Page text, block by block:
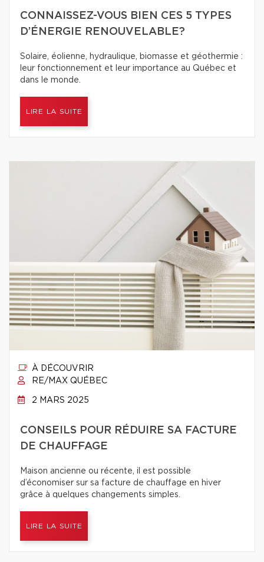
CONNAISSEZ-VOUS BIEN CES 5 TYPES
D’ÉNERGIE RENOUVELABLE?
Solaire, éolienne, hydraulique, biomasse et géothermie :
leur fonctionnement et leur importance au Québec et
dans le monde.
LIRE LA SUITE
À DÉCOUVRIR
RE/MAX QUÉBEC
2 MARS 2025
CONSEILS POUR RÉDUIRE SA FACTURE
DE CHAUFFAGE
Maison ancienne ou récente, il est possible
d’économiser sur sa facture de chauffage en hiver
grâce à quelques changements simples.
LIRE LA SUITE